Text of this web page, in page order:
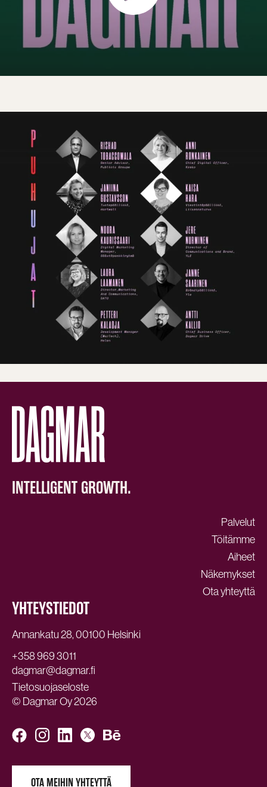
INTELLIGENT GROWTH.
Palvelut
Töitämme
Aiheet
Näkemykset
Ota yhteyttä
YHTEYSTIEDOT
Annankatu 28, 00100 Helsinki
+358 969 3011
dagmar@dagmar.fi
Tietosuojaseloste
© Dagmar Oy 2026
OTA MEIHIN YHTEYTTÄ